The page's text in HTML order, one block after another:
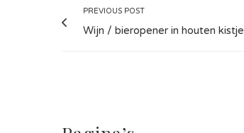
PREVIOUS POST
Wijn / bieropener in houten kistje